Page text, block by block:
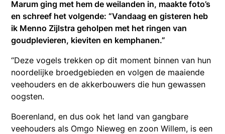
Marum ging met hem de weilanden in, maakte foto’s
en schreef het volgende: “Vandaag en gisteren heb
ik Menno Zijlstra geholpen met het ringen van
goudplevieren, kieviten en kemphanen.”
“Deze vogels trekken op dit moment binnen van hun
noordelijke broedgebieden en volgen de maaiende
veehouders en de akkerbouwers die hun gewassen
oogsten.
Boerenland, en dus ook het land van gangbare
veehouders als Omgo Nieweg en zoon Willem, is een